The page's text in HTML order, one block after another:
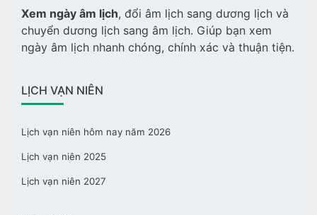
Xem ngày âm lịch, đổi âm lịch sang dương lịch và
chuyển dương lịch sang âm lịch. Giúp bạn xem
ngày âm lịch nhanh chóng, chính xác và thuận tiện.
LỊCH VẠN NIÊN
Lịch vạn niên hôm nay năm 2026
Lịch vạn niên 2025
Lịch vạn niên 2027